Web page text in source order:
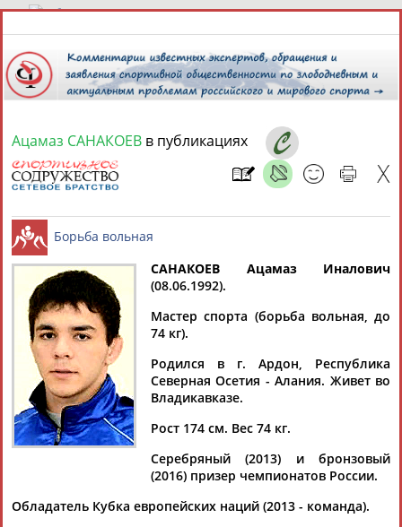
9 августа 2026 года,18:37
Найдено: 13181 Расширенный поиск
Аслаудин
АБАЕВ
Елена
АБАИМОВА
Мария
АБАКУМОВА
АБАЛАКИНА
Дмитрий
АБАРЕНОВ
Тамилла
АБАСОВА
Рамазан
АБАЧАРАЕВ
Флюра
Татьяна
Акжана
Артур
Ацамаз САНАКОЕВ в публикациях
Борьба вольная
САНАКОЕВ Ацамаз Иналович
(08.06.1992).
Мастер спорта (борьба вольная, до
74 кг).
Родился в г. Ардон, Республика
Северная Осетия - Алания. Живет во
Владикавказе.
Рост 174 см. Вес 74 кг.
Серебряный (2013) и бронзовый
(2016) призер чемпионатов России.
Обладатель Кубка европейских наций (2013 - команда).